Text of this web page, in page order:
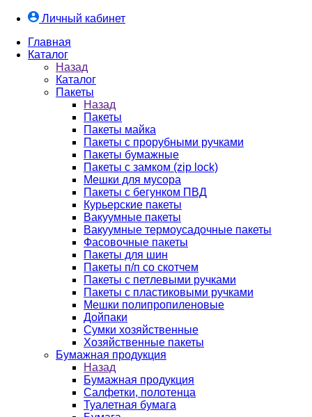
Личный кабинет
Главная
Каталог
Назад
Каталог
Пакеты
Назад
Пакеты
Пакеты майка
Пакеты с прорубными ручками
Пакеты бумажные
Пакеты с замком (zip lock)
Мешки для мусора
Пакеты с бегунком ПВД
Курьерские пакеты
Вакуумные пакеты
Вакуумные термоусадочные пакеты
Фасовочные пакеты
Пакеты для шин
Пакеты п/п со скотчем
Пакеты с петлевыми ручками
Пакеты с пластиковыми ручками
Мешки полипропиленовые
Дойпаки
Сумки хозяйственные
Хозяйственные пакеты
Бумажная продукция
Назад
Бумажная продукция
Салфетки, полотенца
Туалетная бумага